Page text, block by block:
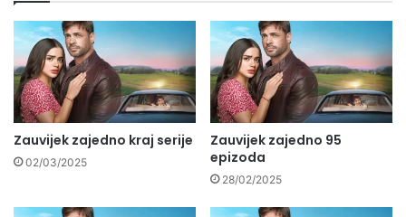
Zauvijek zajedno kraj serije
02/03/2025
Zauvijek zajedno 95
epizoda
28/02/2025